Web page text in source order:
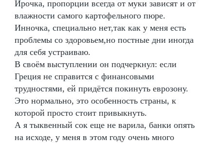
Ирочка, пропорции всегда от муки зависят и от
влажности самого картофельного пюре.
Инночка, специально нет,так как у меня есть
проблемы со здоровьем,но постные дни иногда
для себя устраиваю.
В своём выступлении он подчеркнул: если
Греция не справится с финансовыми
трудностями, ей придётся покинуть еврозону.
Это нормально, это особенность страны, к
которой просто стоит привыкнуть.
А я тыквенный сок еще не варила, банки опять
на исходе, у меня в этом году очень много